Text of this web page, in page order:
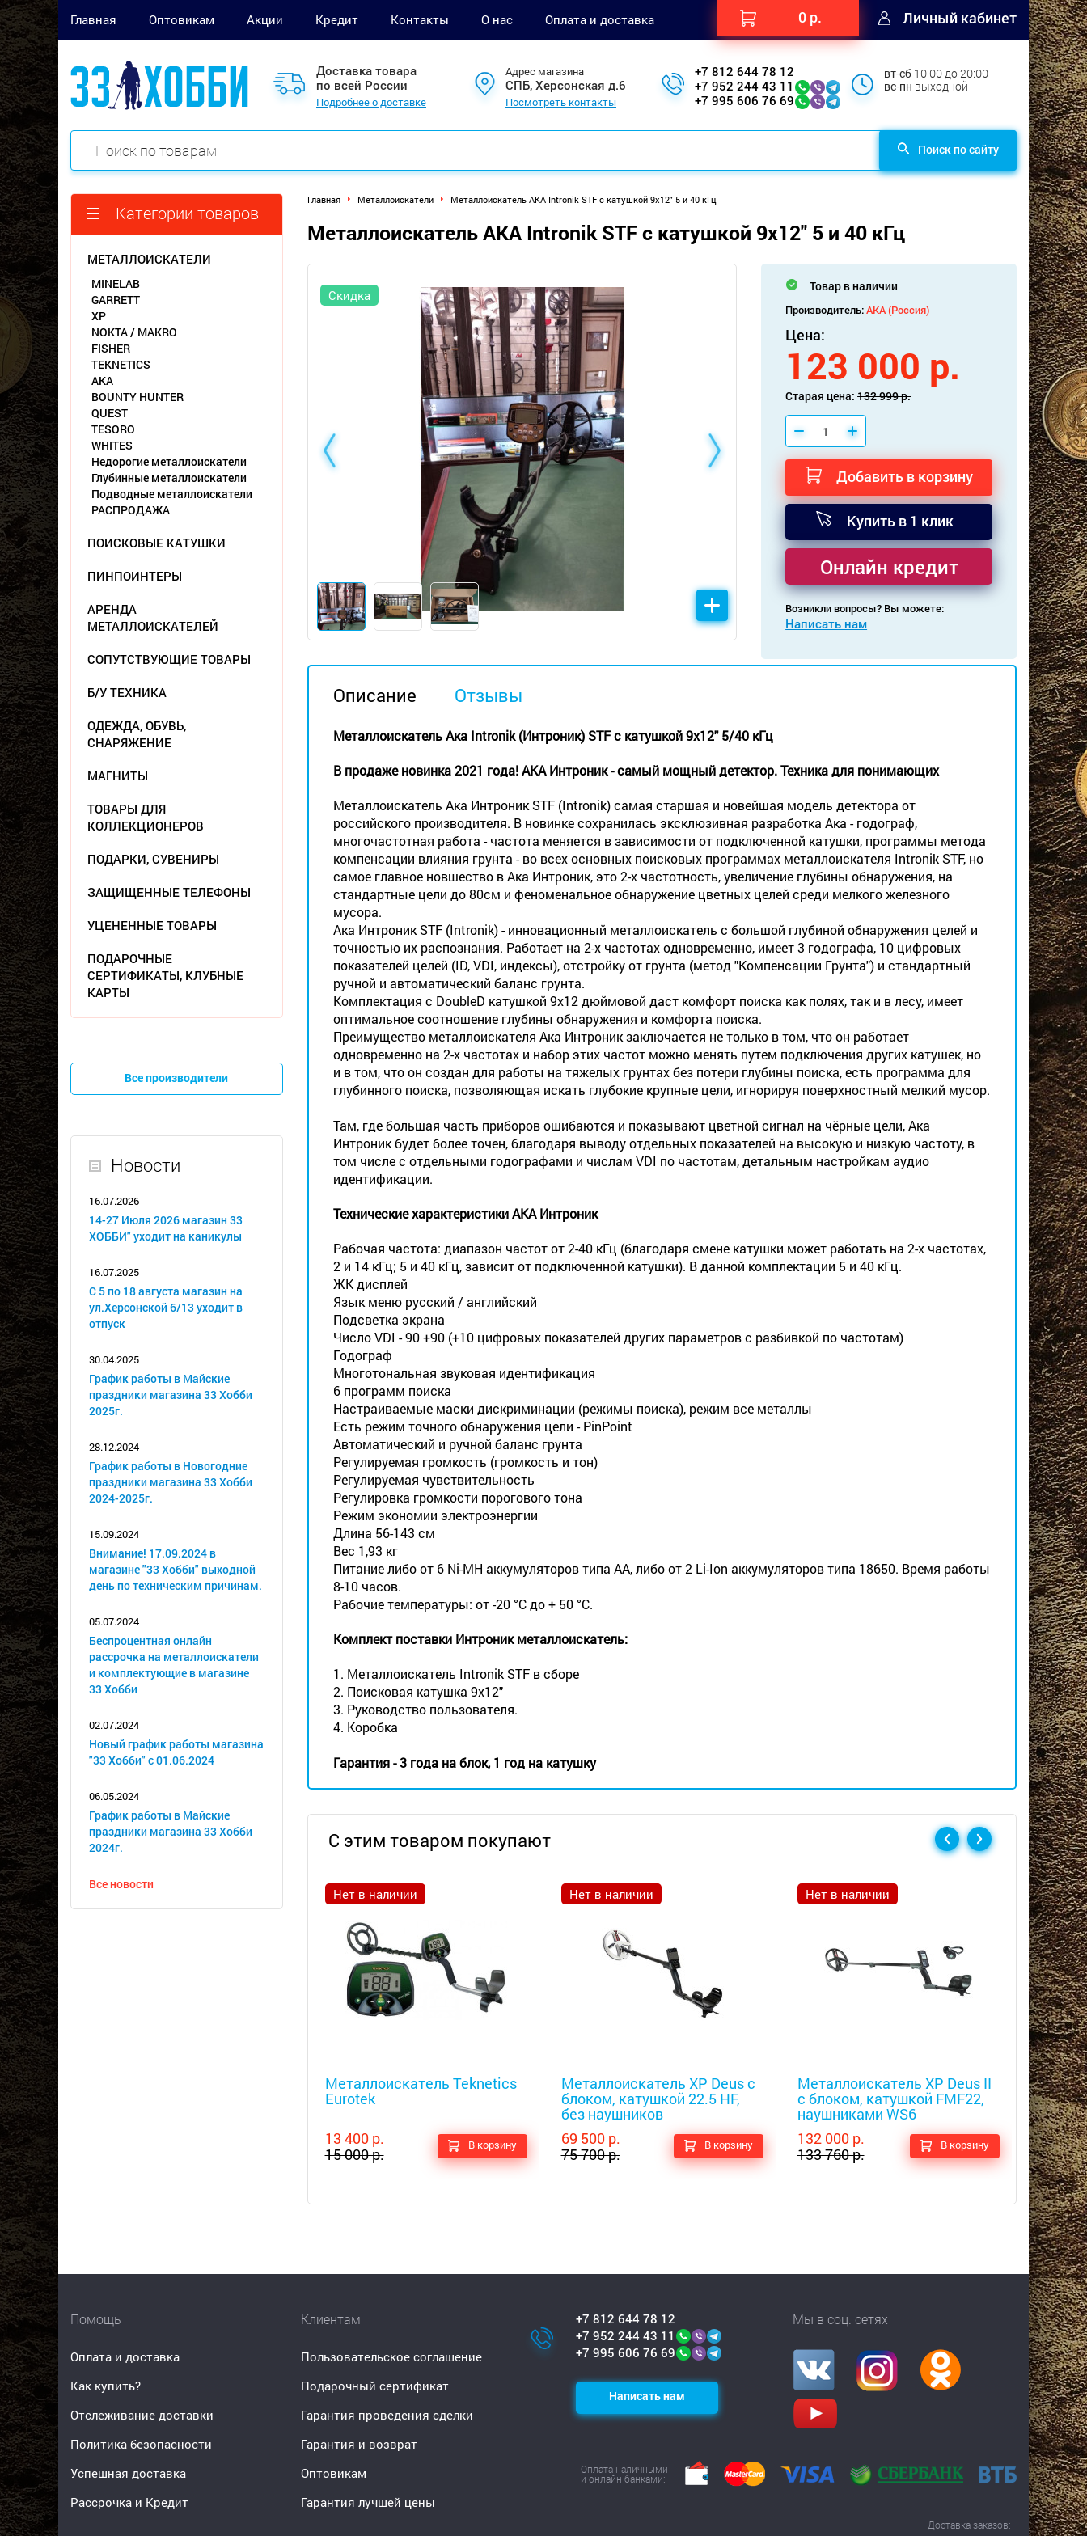
Главная Оптовикам Акции Кредит Контакты О нас Оплата и доставка 0 р. Личный кабинет
Доставка товара
по всей России
Подробнее о доставке
Адрес магазина
СПБ, Херсонская д.6
Посмотреть контакты
+7 812 644 78 12
+7 952 244 43 11
+7 995 606 76 69
вт-сб 10:00 до 20:00
вс-пн выходной
Поиск по сайту
Категории товаров
МЕТАЛЛОИСКАТЕЛИ
MINELAB
GARRETT
XP
NOKTA / MAKRO
FISHER
TEKNETICS
АКА
BOUNTY HUNTER
QUEST
TESORO
WHITES
Недорогие металлоискатели
Глубинные металлоискатели
Подводные металлоискатели
РАСПРОДАЖА
ПОИСКОВЫЕ КАТУШКИ
ПИНПОИНТЕРЫ
АРЕНДА
МЕТАЛЛОИСКАТЕЛЕЙ
СОПУТСТВУЮЩИЕ ТОВАРЫ
Б/У ТЕХНИКА
ОДЕЖДА, ОБУВЬ,
СНАРЯЖЕНИЕ
МАГНИТЫ
ТОВАРЫ ДЛЯ
КОЛЛЕКЦИОНЕРОВ
ПОДАРКИ, СУВЕНИРЫ
ЗАЩИЩЕННЫЕ ТЕЛЕФОНЫ
УЦЕНЕННЫЕ ТОВАРЫ
ПОДАРОЧНЫЕ
СЕРТИФИКАТЫ, КЛУБНЫЕ
КАРТЫ
Все производители
Новости
16.07.2026
14-27 Июля 2026 магазин 33
ХОББИ" уходит на каникулы
16.07.2025
С 5 по 18 августа магазин на
ул.Херсонской 6/13 уходит в
отпуск
30.04.2025
График работы в Майские
праздники магазина 33 Хобби
2025г.
28.12.2024
График работы в Новогодние
праздники магазина 33 Хобби
2024-2025г.
15.09.2024
Внимание! 17.09.2024 в
магазине "33 Хобби" выходной
день по техническим причинам.
05.07.2024
Беспроцентная онлайн
рассрочка на металлоискатели
и комплектующие в магазине
33 Хобби
02.07.2024
Новый график работы магазина
"33 Хобби" с 01.06.2024
06.05.2024
График работы в Майские
праздники магазина 33 Хобби
2024г.
Все новости
Главная Металлоискатели Металлоискатель АКА Intronik STF с катушкой 9x12" 5 и 40 кГц
Металлоискатель АКА Intronik STF с катушкой 9x12" 5 и 40 кГц
Скидка
Товар в наличии
Производитель:АКА (Россия)
Цена:
123 000 р.
Старая цена:132 999 р.
Добавить в корзину
Купить в 1 клик
Онлайн кредит
Возникли вопросы? Вы можете:
Написать нам
Описание Отзывы
Металлоискатель Ака Intronik (Интроник) STF c катушкой 9х12" 5/40 кГц
В продаже новинка 2021 года! АКА Интроник - самый мощный детектор. Техника для понимающих
Металлоискатель Ака Интроник STF (Intronik) самая старшая и новейшая модель детектора от
российского производителя. В новинке сохранилась эксклюзивная разработка Ака - годограф,
многочастотная работа - частота меняется в зависимости от подключенной катушки, программы метода
компенсации влияния грунта - во всех основных поисковых программах металлоискателя Intronik STF, но
самое главное новшество в Ака Интроник, это 2-х частотность, увеличение глубины обнаружения, на
стандартные цели до 80см и феноменальное обнаружение цветных целей среди мелкого железного
мусора.
Ака Интроник STF (Intronik) - инновационный металлоискатель с большой глубиной обнаружения целей и
точностью их распознания. Работает на 2-х частотах одновременно, имеет 3 годографа, 10 цифровых
показателей целей (ID, VDI, индексы), отстройку от грунта (метод "Компенсации Грунта") и стандартный
ручной и автоматический баланс грунта.
Комплектация с DoubleD катушкой 9х12 дюймовой даст комфорт поиска как полях, так и в лесу, имеет
оптимальное соотношение глубины обнаружения и комфорта поиска.
Преимущество металлоискателя Ака Интроник заключается не только в том, что он работает
одновременно на 2-х частотах и набор этих частот можно менять путем подключения других катушек, но
и в том, что он создан для работы на тяжелых грунтах без потери глубины поиска, есть программа для
глубинного поиска, позволяющая искать глубокие крупные цели, игнорируя поверхностный мелкий мусор.
Там, где большая часть приборов ошибаются и показывают цветной сигнал на чёрные цели, Ака
Интроник будет более точен, благодаря выводу отдельных показателей на высокую и низкую частоту, в
том числе с отдельными годографами и числам VDI по частотам, детальным настройкам аудио
идентификации.
Технические характеристики АКА Интроник
Рабочая частота: диапазон частот от 2-40 кГц (благодаря смене катушки может работать на 2-х частотах,
2 и 14 кГц; 5 и 40 кГц, зависит от подключенной катушки). В данной комплектации 5 и 40 кГц.
ЖК дисплей
Язык меню русский / английский
Подсветка экрана
Число VDI - 90 +90 (+10 цифровых показателей других параметров с разбивкой по частотам)
Годограф
Многотональная звуковая идентификация
6 программ поиска
Настраиваемые маски дискриминации (режимы поиска), режим все металлы
Есть режим точного обнаружения цели - PinPoint
Автоматический и ручной баланс грунта
Регулируемая громкость (громкость и тон)
Регулируемая чувствительность
Регулировка громкости порогового тона
Режим экономии электроэнергии
Длина 56-143 см
Вес 1,93 кг
Питание либо от 6 Ni-MH аккумуляторов типа АА, либо от 2 Li-Ion аккумуляторов типа 18650. Время работы
8-10 часов.
Рабочие температуры: от -20 °С до + 50 °С.
Комплект поставки Интроник металлоискатель:
1. Металлоискатель Intronik STF в сборе
2. Поисковая катушка 9х12"
3. Руководство пользователя.
4. Коробка
Гарантия - 3 года на блок, 1 год на катушку
С этим товаром покупают
Нет в наличии
Металлоискатель Teknetics
Eurotek
13 400 р.
15 000 р.
В корзину
Нет в наличии
Металлоискатель XP Deus с
блоком, катушкой 22.5 HF,
без наушников
69 500 р.
75 700 р.
В корзину
Нет в наличии
Металлоискатель XP Deus II
c блоком, катушкой FMF22,
наушниками WS6
132 000 р.
133 760 р.
В корзину
Скидка
Triple
43 900
46 100
Помощь
Оплата и доставка
Как купить?
Отслеживание доставки
Политика безопасности
Успешная доставка
Рассрочка и Кредит
Клиентам
Пользовательское соглашение
Подарочный сертификат
Гарантия проведения сделки
Гарантия и возврат
Оптовикам
Гарантия лучшей цены
+7 812 644 78 12
+7 952 244 43 11
+7 995 606 76 69
Написать нам
Мы в соц. сетях
Оплата наличными
и онлайн банками:
Доставка заказов: